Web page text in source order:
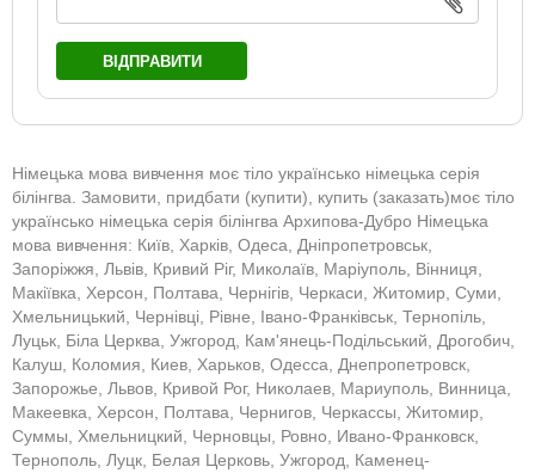
ВІДПРАВИТИ
Німецька мова вивчення моє тіло українсько німецька серія
білінгва. Замовити, придбати (купити), купить (заказать)моє тіло
українсько німецька серія білінгва Архипова-Дубро Німецька
мова вивчення: Київ, Харків, Одеса, Дніпропетровськ,
Запоріжжя, Львів, Кривий Ріг, Миколаїв, Маріуполь, Вінниця,
Макіївка, Херсон, Полтава, Чернігів, Черкаси, Житомир, Суми,
Хмельницький, Чернівці, Рівне, Івано-Франківськ, Тернопіль,
Луцьк, Біла Церква, Ужгород, Кам'янець-Подільський, Дрогобич,
Калуш, Коломия, Киев, Харьков, Одесса, Днепропетровск,
Запорожье, Львов, Кривой Рог, Николаев, Мариуполь, Винница,
Макеевка, Херсон, Полтава, Чернигов, Черкассы, Житомир,
Суммы, Хмельницкий, Черновцы, Ровно, Ивано-Франковск,
Тернополь, Луцк, Белая Церковь, Ужгород, Каменец-